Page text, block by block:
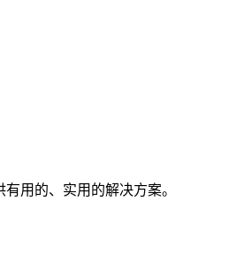
用的、实用的解决方案。